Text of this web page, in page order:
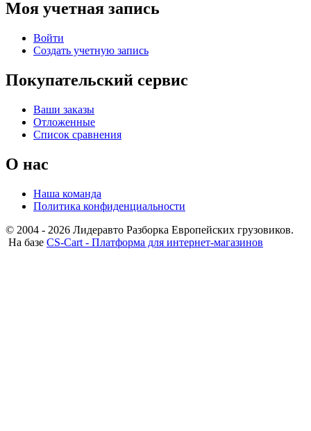
Моя учетная запись
Войти
Создать учетную запись
Покупательский сервис
Ваши заказы
Отложенные
Список сравнения
О нас
Наша команда
Политика конфиденциальности
© 2004 - 2026 Лидеравто Разборка Европейских грузовиков.
На базе CS-Cart - Платформа для интернет-магазинов